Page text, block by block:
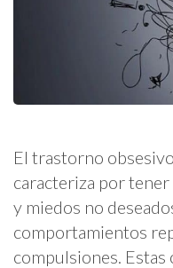
El trastorno
caracteriza por
y miedos no
comportamientos
compulsiones.